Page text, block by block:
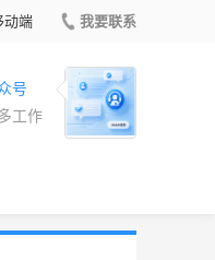
动端 我要联系
号
工作